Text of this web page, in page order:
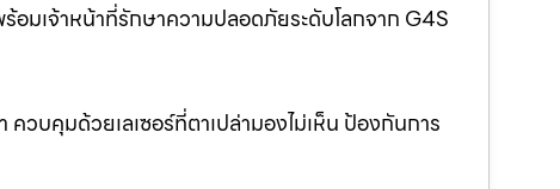
มเจ้าหน้าที่รักษาความปลอดภัยระดับโลกจาก G4S
บคุมด้วยเลเซอร์ที่ตาเปล่ามองไม่เห็น ป้องกันการ